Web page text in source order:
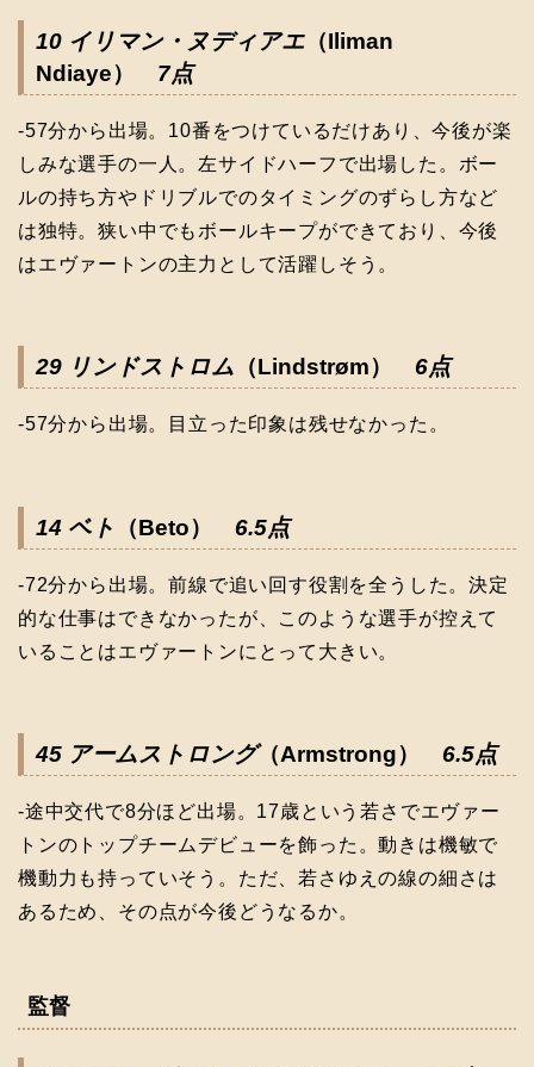
10 イリマン・ヌディアエ （Iliman
Ndiaye） 7点
-57分から出場。10番をつけているだけあり、今後が楽
しみな選手の一人。左サイドハーフで出場した。ボー
ルの持ち方やドリブルでのタイミングのずらし方など
は独特。狭い中でもボールキープができており、今後
はエヴァートンの主力として活躍しそう。
29 リンドストロム （Lindstrøm） 6点
-57分から出場。目立った印象は残せなかった。
14 ベト （Beto） 6.5点
-72分から出場。前線で追い回す役割を全うした。決定
的な仕事はできなかったが、このような選手が控えて
いることはエヴァートンにとって大きい。
45 アームストロング（Armstrong） 6.5点
-途中交代で8分ほど出場。17歳という若さでエヴァー
トンのトップチームデビューを飾った。動きは機敏で
機動力も持っていそう。ただ、若さゆえの線の細さは
あるため、その点が今後どうなるか。
監督